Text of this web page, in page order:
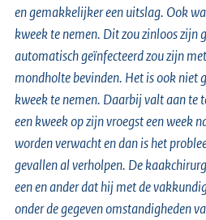
en gemakkelijker een uitslag. Ook
kweek te nemen. Dit zou zinloos zijn
automatisch geïnfecteerd zou zijn
mondholte bevinden. Het is ook niet
kweek te nemen. Daarbij valt aan te
een kweek op zijn vroegst een week
worden verwacht en dan is het
gevallen al verholpen. De
een en ander dat hij met de
onder de gegeven omstandigheden